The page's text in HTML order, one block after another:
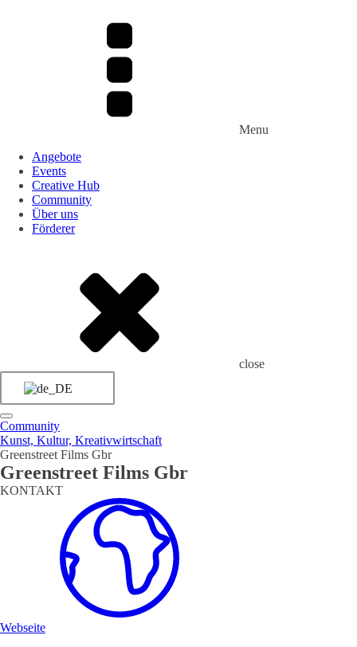
Menu
Angebote
Events
Creative Hub
Community
Über uns
Förderer
close
Community
Kunst, Kultur, Kreativwirtschaft
Greenstreet Films Gbr
Greenstreet Films Gbr
KONTAKT
Webseite